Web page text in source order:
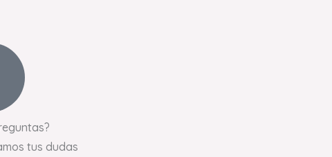
tus dudas